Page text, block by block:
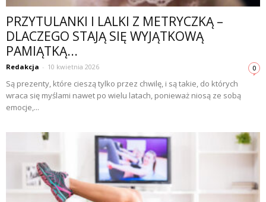
PRZYTULANKI I LALKI Z METRYCZKĄ –
DLACZEGO STAJĄ SIĘ WYJĄTKOWĄ
PAMIĄTKĄ...
Redakcja - 10 kwietnia 2026 0
Są prezenty, które cieszą tylko przez chwilę, i są takie, do których
wraca się myślami nawet po wielu latach, ponieważ niosą ze sobą
emocje,...